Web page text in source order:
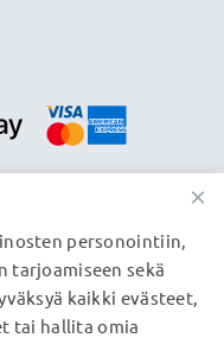
×
personointiin,
tarjoamiseen sekä
kaikki evästeet,
tai hallita omia